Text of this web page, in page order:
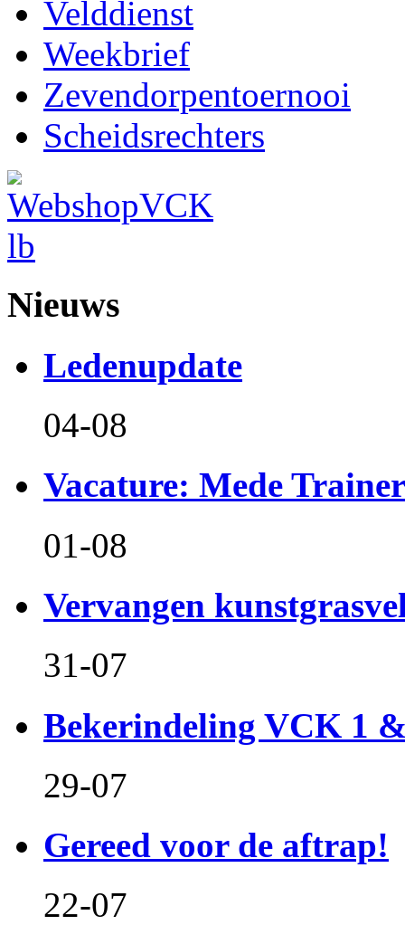
Velddienst
Weekbrief
Zevendorpentoernooi
Scheidsrechters
Nieuws
Ledenupdate
04-08
Vacature: Mede
01-08
Vervangen
31-07
Bekerindeling VCK 1
29-07
Gereed voor de aftrap!
22-07